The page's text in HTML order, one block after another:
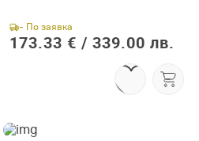
- По заявка
173.33 € / 339.00 лв.